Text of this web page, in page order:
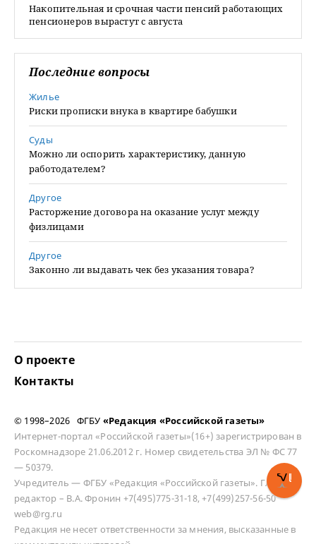
Накопительная и срочная части пенсий работающих
пенсионеров вырастут с августа
Последние вопросы
Жилье
Риски прописки внука в квартире бабушки
Суды
Можно ли оспорить характеристику, данную
работодателем?
Другое
Расторжение договора на оказание услуг между
физлицами
Другое
Законно ли выдавать чек без указания товара?
О проекте
Контакты
© 1998–2026 ФГБУ «Редакция «Российской газеты»
Интернет-портал «Российской газеты»(16+) зарегистрирован в
Роскомнадзоре 21.06.2012 г. Номер свидетельства ЭЛ № ФС 77
— 50379.
Учредитель — ФГБУ «Редакция «Российской газеты». Главный
редактор – В.А. Фронин +7(495)775-31-18, +7(499)257-56-50
web@rg.ru
Редакция не несет ответственности за мнения, высказанные в